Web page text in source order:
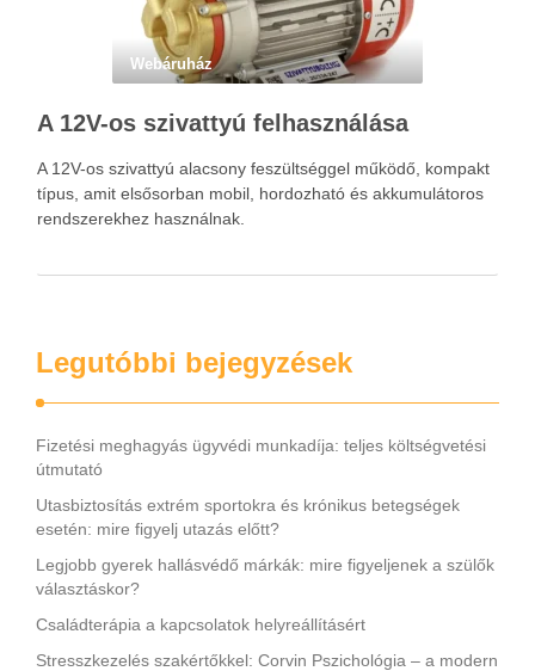
Webáruház
A 12V-os szivattyú felhasználása
A 12V-os szivattyú alacsony feszültséggel működő, kompakt
típus, amit elsősorban mobil, hordozható és akkumulátoros
rendszerekhez használnak.
Legutóbbi bejegyzések
Fizetési meghagyás ügyvédi munkadíja: teljes költségvetési
útmutató
Utasbiztosítás extrém sportokra és krónikus betegségek
esetén: mire figyelj utazás előtt?
Legjobb gyerek hallásvédő márkák: mire figyeljenek a szülők
választáskor?
Családterápia a kapcsolatok helyreállításért
Stresszkezelés szakértőkkel: Corvin Pszichológia – a modern